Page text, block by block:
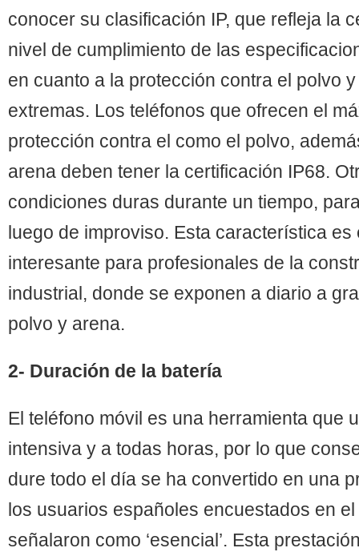
conocer su clasificación IP, que refleja la
nivel de cumplimiento de las
en cuanto a la protección contra el polvo
extremas. Los teléfonos que ofrecen el
protección contra el como el polvo,
arena deben tener la certificación IP68.
condiciones duras durante un tiempo,
luego de improviso. Esta característica es
interesante para profesionales de la
industrial, donde se exponen a diario a
polvo y arena.
2- Duración de la batería
El teléfono móvil es una herramienta que
intensiva y a todas horas, por lo que
dure todo el día se ha convertido en una
los usuarios españoles encuestados en
señalaron como ‘esencial’. Esta